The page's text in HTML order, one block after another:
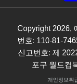
Copyright 2026,
번호: 110-81-
신고번호: 제
포구 월드컵
개인정보취